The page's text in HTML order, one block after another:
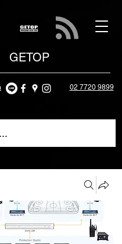
GETOP
02 7720 9899